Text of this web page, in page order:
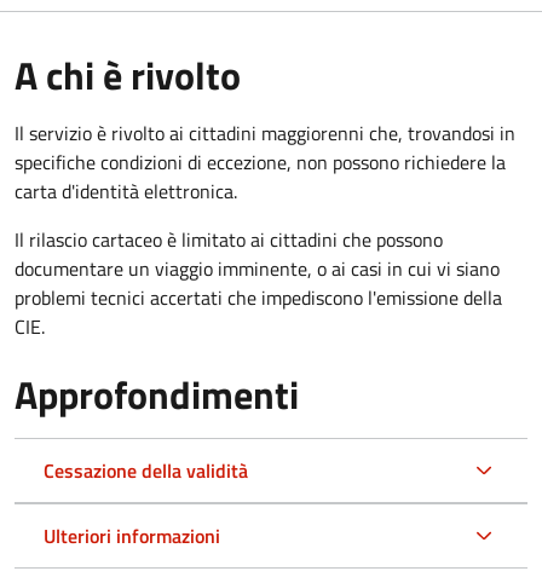
A chi è rivolto
Il servizio è rivolto ai cittadini maggiorenni che, trovandosi in
specifiche condizioni di eccezione, non possono richiedere la
carta d'identità elettronica.
Il rilascio cartaceo è limitato ai cittadini che possono
documentare un viaggio imminente, o ai casi in cui vi siano
problemi tecnici accertati che impediscono l'emissione della
CIE.
Approfondimenti
Cessazione della validità
Ulteriori informazioni